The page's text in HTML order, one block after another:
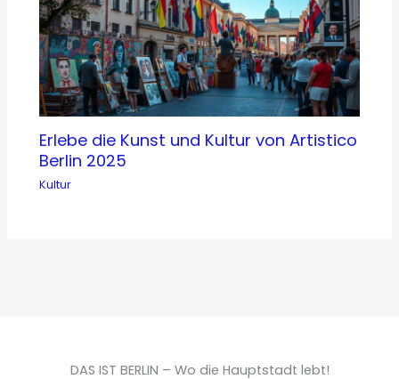
Erlebe die Kunst und Kultur von Artistico
Berlin 2025
Kultur
DAS IST BERLIN – Wo die Hauptstadt lebt!